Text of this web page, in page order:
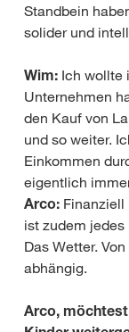
Standbein
solider und
Wim: Ich wollte
Unternehmen
den Kauf von
und so weiter.
Einkommen
eigentlich
Arco: Finanziell
ist zudem
Das Wetter.
abhängig.
Arco,